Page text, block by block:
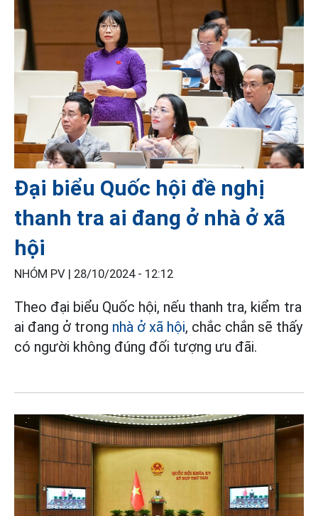
Đại biểu Quốc hội đề nghị
thanh tra ai đang ở nhà ở xã
hội
NHÓM PV | 28/10/2024 - 12:12
Theo đại biểu Quốc hội, nếu thanh tra, kiểm tra
ai đang ở trong nhà ở xã hội, chắc chắn sẽ thấy
có người không đúng đối tượng ưu đãi.